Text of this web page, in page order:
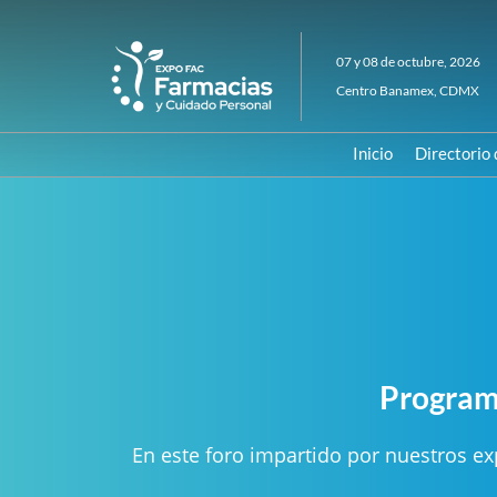
contenido
07 y 08 de octubre, 2026
Centro Banamex, CDMX
Inicio Directorio
En este foro impartido por nuestros